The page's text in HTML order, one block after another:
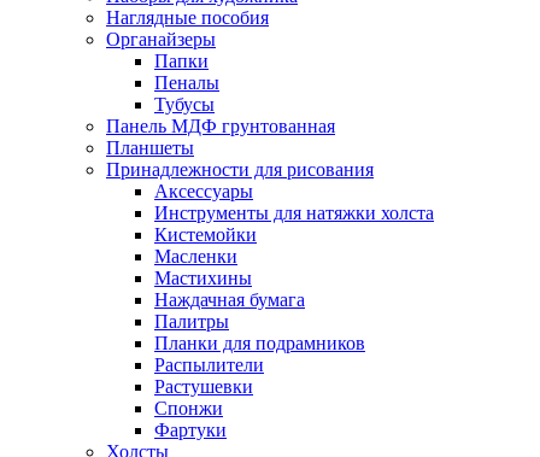
Наглядные пособия
Органайзеры
Папки
Пеналы
Тубусы
Панель МДФ грунтованная
Планшеты
Принадлежности для рисования
Аксессуары
Инструменты для натяжки холста
Кистемойки
Масленки
Мастихины
Наждачная бумага
Палитры
Планки для подрамников
Распылители
Растушевки
Спонжи
Фартуки
Холсты